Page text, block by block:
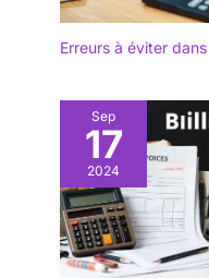
Erreurs à éviter
Sep
17
2024